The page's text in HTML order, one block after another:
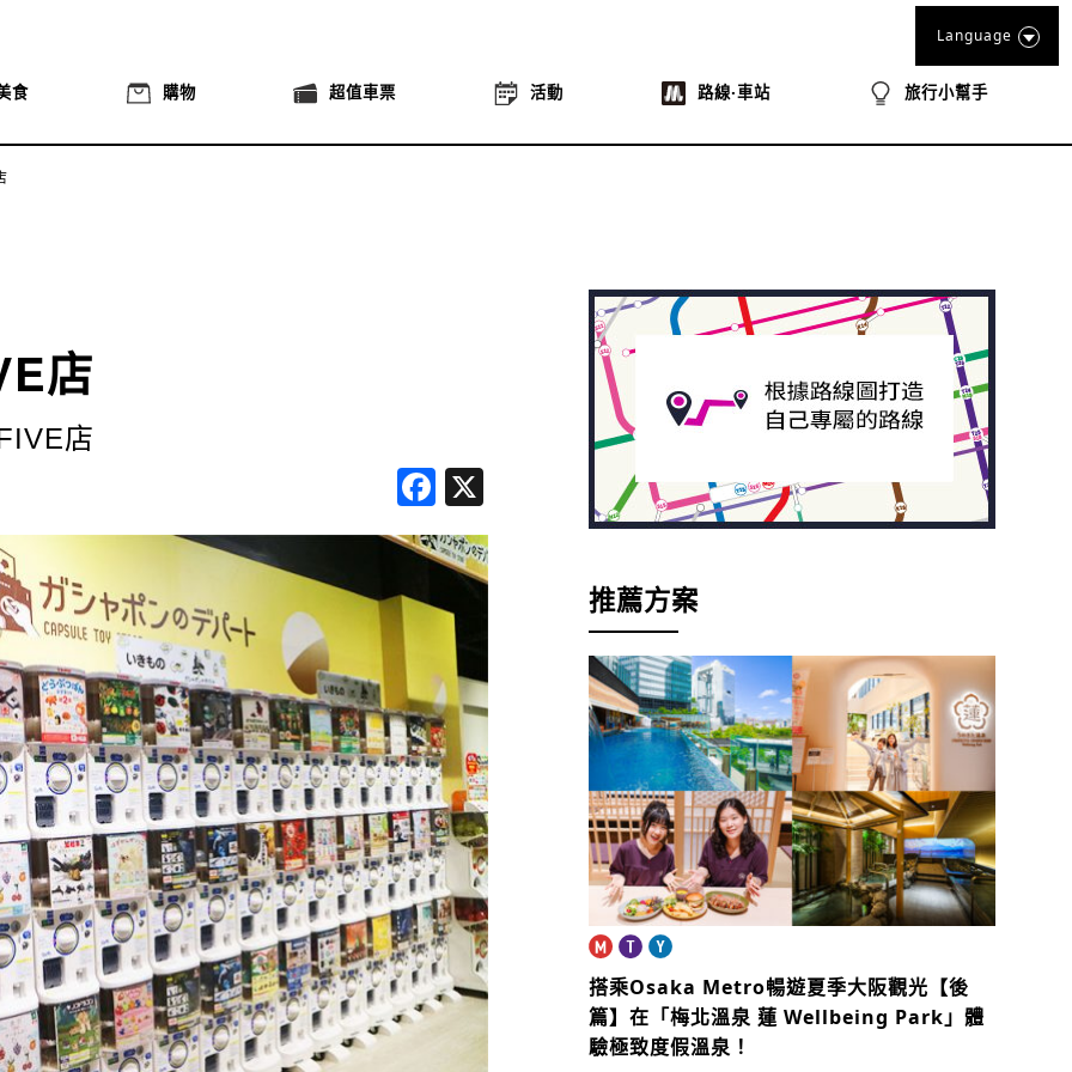
食 購物 超值車票 活動 路線‧車站 旅行小幫手
Language
店
店
Facebook
推薦方案
搭乘Osaka Metro暢遊夏季大阪觀光【後
篇】在「梅北溫泉 蓮 Wellbeing Park」體
驗極致度假溫泉！